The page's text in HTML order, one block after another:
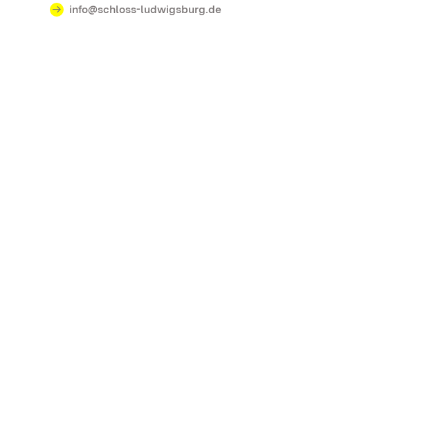
info@schloss-ludwigsburg.de